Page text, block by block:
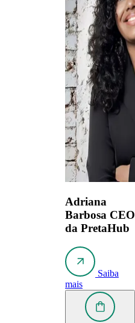
Adriana
Barbosa CEO
da PretaHub
Saiba
mais